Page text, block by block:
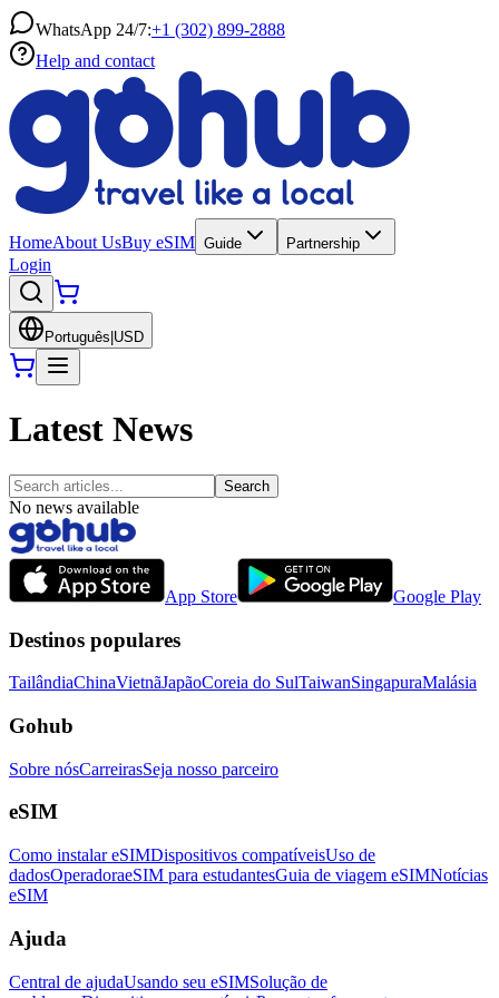
WhatsApp 24/7:+1 (302) 899-2888
Help and contact
HomeAbout UsBuy eSIM Guide Partnership
Login
Português USD
Latest News
Search
No news available
App Store Google Play
Destinos populares
TailândiaChinaVietnãJapãoCoreia do SulTaiwanSingapuraMalásia
Gohub
Sobre nósCarreirasSeja nosso parceiro
eSIM
Como instalar eSIMDispositivos compatíveisUso de
dadosOperadoraeSIM para estudantesGuia de viagem eSIMNotícias
eSIM
Ajuda
Central de ajudaUsando seu eSIMSolução de